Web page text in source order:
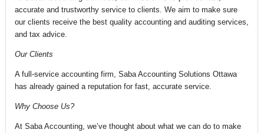
accurate and trustworthy service to clients. We aim to make sure
our clients receive the best quality accounting and auditing services,
and tax advice.
Our Clients
A full-service accounting firm, Saba Accounting Solutions Ottawa
has already gained a reputation for fast, accurate service.
Why Choose Us?
At Saba Accounting, we’ve thought about what we can do to make